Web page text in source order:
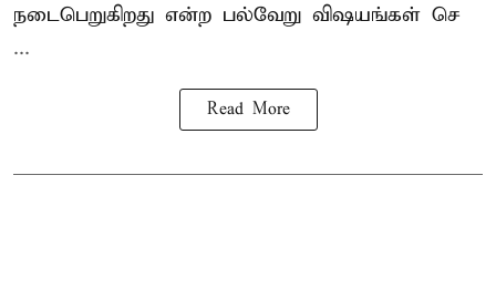
நடைபெறுகிறது என்ற பல்வேறு விஷயங்கள் செ
...
Read More